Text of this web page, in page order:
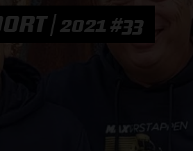
| 2021 #33
KAMPIOENSCHAP